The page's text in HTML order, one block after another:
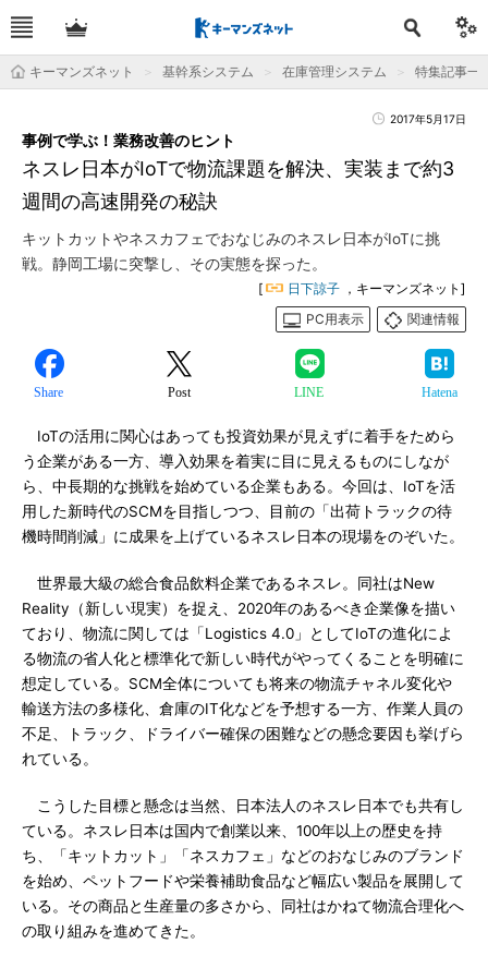
キーマンズネット 基幹系システム 在庫管理システム 特集記事一
2017年5月17日
ネスレ日本がIoTで物流課題を解決、実装まで約3
週間の高速開発の秘訣
事例で学ぶ！業務改善のヒント
キットカットやネスカフェでおなじみのネスレ日本がIoTに挑
戦。静岡工場に突撃し、その実態を探った。
[ 日下諒子 ，キーマンズネット]
PC用表示
関連情報
Share Post LINE Hatena
IoTの活用に関心はあっても投資効果が見えずに着手をためら
う企業がある一方、導入効果を着実に目に見えるものにしなが
ら、中長期的な挑戦を始めている企業もある。今回は、IoTを活
用した新時代のSCMを目指しつつ、目前の「出荷トラックの待
機時間削減」に成果を上げているネスレ日本の現場をのぞいた。
世界最大級の総合食品飲料企業であるネスレ。同社はNew
Reality（新しい現実）を捉え、2020年のあるべき企業像を描い
ており、物流に関しては「Logistics 4.0」としてIoTの進化によ
る物流の省人化と標準化で新しい時代がやってくることを明確に
想定している。SCM全体についても将来の物流チャネル変化や
輸送方法の多様化、倉庫のIT化などを予想する一方、作業人員の
不足、トラック、ドライバー確保の困難などの懸念要因も挙げら
れている。
こうした目標と懸念は当然、日本法人のネスレ日本でも共有し
ている。ネスレ日本は国内で創業以来、100年以上の歴史を持
ち、「キットカット」「ネスカフェ」などのおなじみのブランド
を始め、ペットフードや栄養補助食品など幅広い製品を展開して
いる。その商品と生産量の多さから、同社はかねて物流合理化へ
の取り組みを進めてきた。